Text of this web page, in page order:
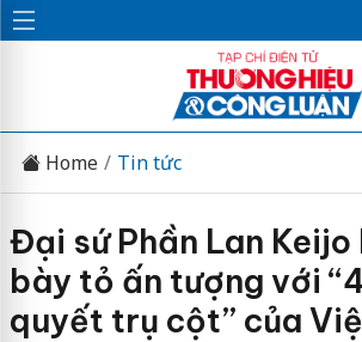
Home Tin tức
Đại sứ Phần Lan
bày tỏ ấn tượng với
quyết trụ cột” của